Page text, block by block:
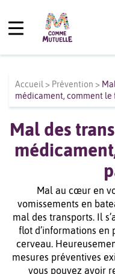
Accueil > Prévention >
médicament, comment le
Mal des
Mal au cœur en
vomissements en
mal des transports. Il
flot d’informations en
cerveau.
mesures préventives
vous pouvez avoir